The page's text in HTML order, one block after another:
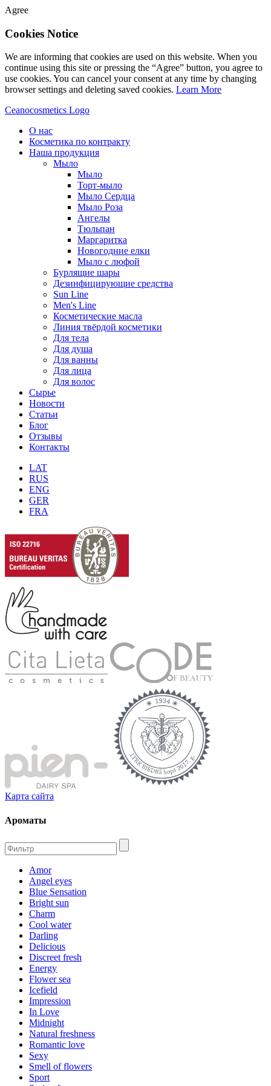
Agree
Cookies Notice
We are informing that cookies are used on this website. When you
continue using this site or pressing the “Agree” button, you agree to
use cookies. You can cancel your consent at any time by changing
browser settings and deleting saved cookies. Learn More
Ceanocosmetics Logo
О нас
Косметика по контракту
Наша продукция
Мыло
Мыло
Торт-мыло
Мыло Сердца
Мыло Роза
Aнгелы
Tюльпан
Mаргаритка
Новогодние елки
Мыло с люфой
Бурлящие шары
Дезинфицирующие средства
Sun Line
Men's Line
Косметические масла
Линия твёрдой косметики
Для тела
Для душа
Для ванны
Для лица
Для волос
Сырье
Новости
Статьи
Блог
Отзывы
Контакты
LAT
RUS
ENG
GER
FRA
Карта сайта
Ароматы
Amor
Angel eyes
Blue Sensation
Bright sun
Charm
Cool water
Darling
Delicious
Discreet fresh
Energy
Flower sea
Icefield
Impression
In Love
Midnight
Natural freshness
Romantic love
Sexy
Smell of flowers
Sport